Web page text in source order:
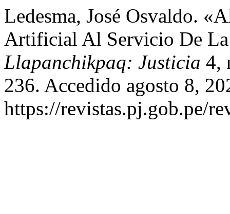
Ledesma, José Osvaldo.
Artificial Al Servicio De
Llapanchikpaq: Justicia 4,
236. Accedido agosto 8,
https://revistas.pj.gob.pe/